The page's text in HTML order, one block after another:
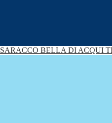
SARACCO BELLA DI ACQUI